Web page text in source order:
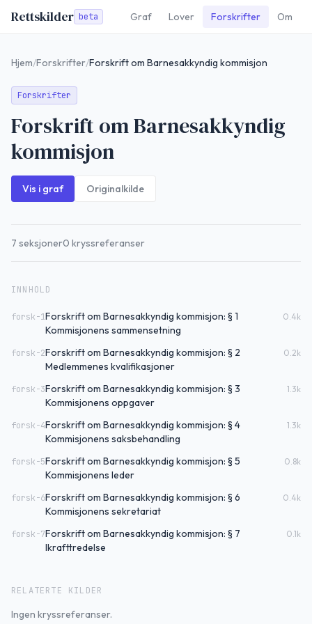
Rettskilder beta Graf Lover Forskrifter Om
Hjem/Forskrifter/Forskrift om Barnesakkyndig kommisjon
Forskrifter
Forskrift om Barnesakkyndig
kommisjon
Vis i graf Originalkilde
7 seksjoner0 kryssreferanser
INNHOLD
forsk-1Forskrift om Barnesakkyndig kommisjon: § 1
Kommisjonens sammensetning
0.4k
forsk-2Forskrift om Barnesakkyndig kommisjon: § 2
Medlemmenes kvalifikasjoner
0.2k
forsk-3Forskrift om Barnesakkyndig kommisjon: § 3
Kommisjonens oppgaver
1.3k
forsk-4Forskrift om Barnesakkyndig kommisjon: § 4
Kommisjonens saksbehandling
1.3k
forsk-5Forskrift om Barnesakkyndig kommisjon: § 5
Kommisjonens leder
0.8k
forsk-6Forskrift om Barnesakkyndig kommisjon: § 6
Kommisjonens sekretariat
0.4k
forsk-7Forskrift om Barnesakkyndig kommisjon: § 7
Ikrafttredelse
0.1k
RELATERTE KILDER
Ingen kryssreferanser.